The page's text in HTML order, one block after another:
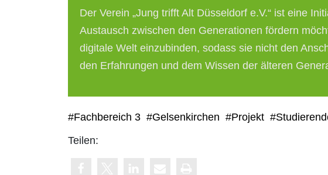
Der Verein „Jung trifft Alt Düsseldorf e.V.“ ist eine
Austausch zwischen den Generationen fördern
digitale Welt einzubinden, sodass sie nicht den
den Erfahrungen und dem Wissen der älteren
#Fachbereich 3 #Gelsenkirchen #Projekt
Teilen: